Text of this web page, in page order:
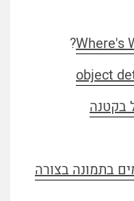
?
בקטנה
בתמונה בצורה